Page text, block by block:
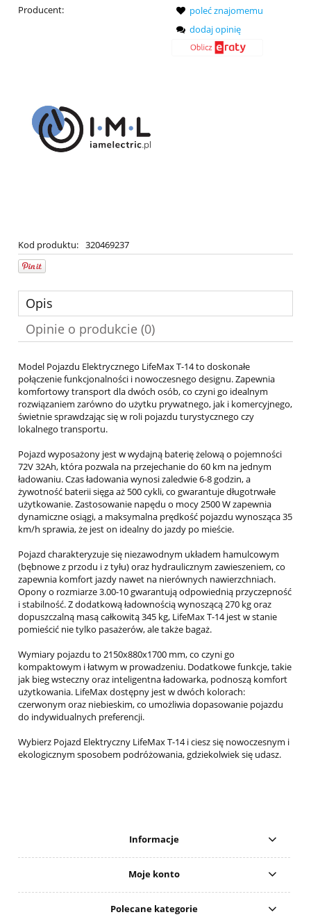
Producent:
Kod produktu: 320469237
poleć znajomemu
dodaj opinię
Opis
Opinie o produkcie (0)
Model Pojazdu Elektrycznego LifeMax T-14 to doskonałe
połączenie funkcjonalności i nowoczesnego designu. Zapewnia
komfortowy transport dla dwóch osób, co czyni go idealnym
rozwiązaniem zarówno do użytku prywatnego, jak i komercyjnego,
świetnie sprawdzając się w roli pojazdu turystycznego czy
lokalnego transportu.
Pojazd wyposażony jest w wydajną baterię żelową o pojemności
72V 32Ah, która pozwala na przejechanie do 60 km na jednym
ładowaniu. Czas ładowania wynosi zaledwie 6-8 godzin, a
żywotność baterii sięga aż 500 cykli, co gwarantuje długotrwałe
użytkowanie. Zastosowanie napędu o mocy 2500 W zapewnia
dynamiczne osiągi, a maksymalna prędkość pojazdu wynosząca 35
km/h sprawia, że jest on idealny do jazdy po mieście.
Pojazd charakteryzuje się niezawodnym układem hamulcowym
(bębnowe z przodu i z tyłu) oraz hydraulicznym zawieszeniem, co
zapewnia komfort jazdy nawet na nierównych nawierzchniach.
Opony o rozmiarze 3.00-10 gwarantują odpowiednią przyczepność
i stabilność. Z dodatkową ładownością wynoszącą 270 kg oraz
dopuszczalną masą całkowitą 345 kg, LifeMax T-14 jest w stanie
pomieścić nie tylko pasażerów, ale także bagaż.
Wymiary pojazdu to 2150x880x1700 mm, co czyni go
kompaktowym i łatwym w prowadzeniu. Dodatkowe funkcje, takie
jak bieg wsteczny oraz inteligentna ładowarka, podnoszą komfort
użytkowania. LifeMax dostępny jest w dwóch kolorach:
czerwonym oraz niebieskim, co umożliwia dopasowanie pojazdu
do indywidualnych preferencji.
Wybierz Pojazd Elektryczny LifeMax T-14 i ciesz się nowoczesnym i
ekologicznym sposobem podróżowania, gdziekolwiek się udasz.
Informacje
Moje konto
Polecane kategorie